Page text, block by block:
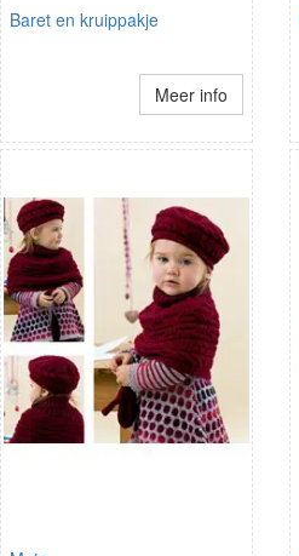
Baret en kruippakje
Meer info